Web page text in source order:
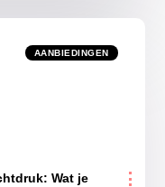
AANBIEDINGEN
Wat je